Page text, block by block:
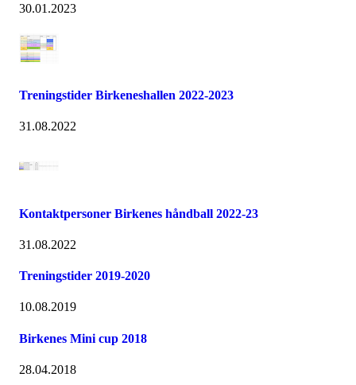
30.01.2023
Treningstider Birkeneshallen 2022-2023
31.08.2022
Kontaktpersoner Birkenes håndball 2022-23
31.08.2022
Treningstider 2019-2020
10.08.2019
Birkenes Mini cup 2018
28.04.2018